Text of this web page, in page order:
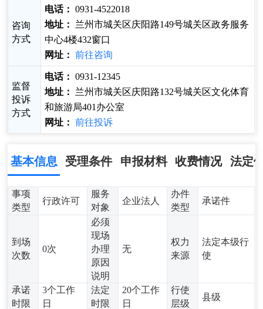
咨询
方式
电话： 0931-4522018
地址：
兰州市城关区庆阳路149号城关区政务服务
中心4楼432窗口
网址： 前往咨询
监督
投诉
方式
电话： 0931-12345
地址：
兰州市城关区庆阳路132号城关区文化体育
和旅游局401办公室
网址： 前往投诉
基本信息 受理条件 申报材料 收费情况 法定
事项
类型
行政许可
服务
对象
企业法人
办件
类型
承诺件
到场
次数
0次
必须
现场
办理
原因
说明
无
权力
来源
法定本级行
使
承诺
时限
3个工作
日
法定
时限
20个工作
日
行使
层级
县级